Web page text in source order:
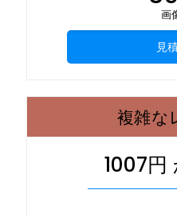
画
見
複雑な
1007円